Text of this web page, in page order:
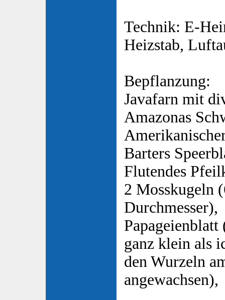
Technik: E-
Heizstab,
Bepflanzung:
Javafarn mit
Amazonas
Barters
Flutendes
2 Mosskugeln
Durchmesser),
ganz klein als
den Wurzeln
angewachsen),